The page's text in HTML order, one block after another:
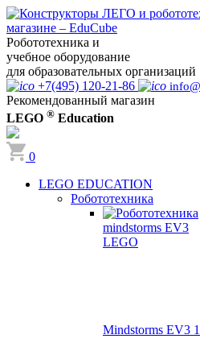
Робототехника и
учебное оборудование
для образовательных организаций
+7(495) 120-21-86
Рекомендованный магазин
LEGO ® Education
0
LEGO EDUCATION
Робототехника
Mindstorms EV3